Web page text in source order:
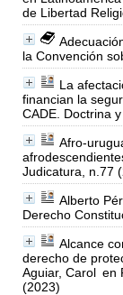
de Libertad
la Convención
La
financian la
CADE. Doctrina
Afro-
Judicatura, n.77
Alberto
Derecho
Alcance
derecho de
Aguiar, Carol en
(2023)